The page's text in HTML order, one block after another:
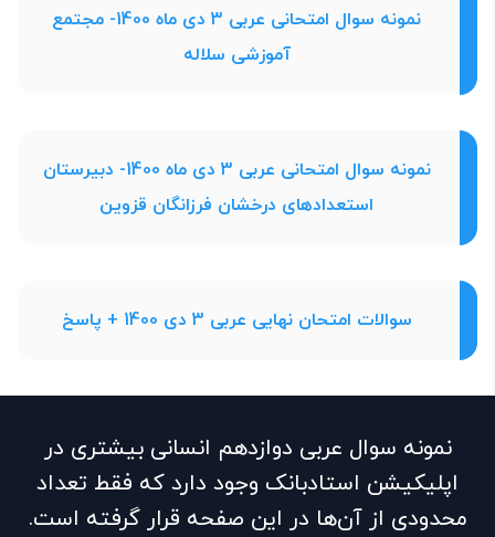
نمونه سوال امتحانی عربی 3 دی ماه 1400- مجتمع
آموزشی سلاله
نمونه سوال امتحانی عربی 3 دی ماه 1400- دبیرستان
استعدادهای درخشان فرزانگان قزوین
سوالات امتحان نهایی عربی 3 دی 1400 + پاسخ
نمونه سوال عربی دوازدهم انسانی بیشتری در
اپلیکیشن استادبانک وجود دارد که فقط تعداد
محدودی از آن‌ها در این صفحه قرار گرفته است.